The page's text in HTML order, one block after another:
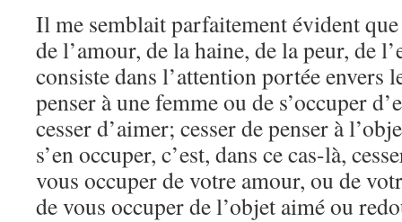
Il me semblait parfaitement évident
de l’amour, de la haine, de la peur, de
consiste dans l’attention portée envers
penser à une femme ou de s’occuper
cesser d’aimer; cesser de penser à
s’en occuper, c’est, dans ce cas-là,
vous occuper de votre amour, ou de
de vous occuper de l’objet aimé ou